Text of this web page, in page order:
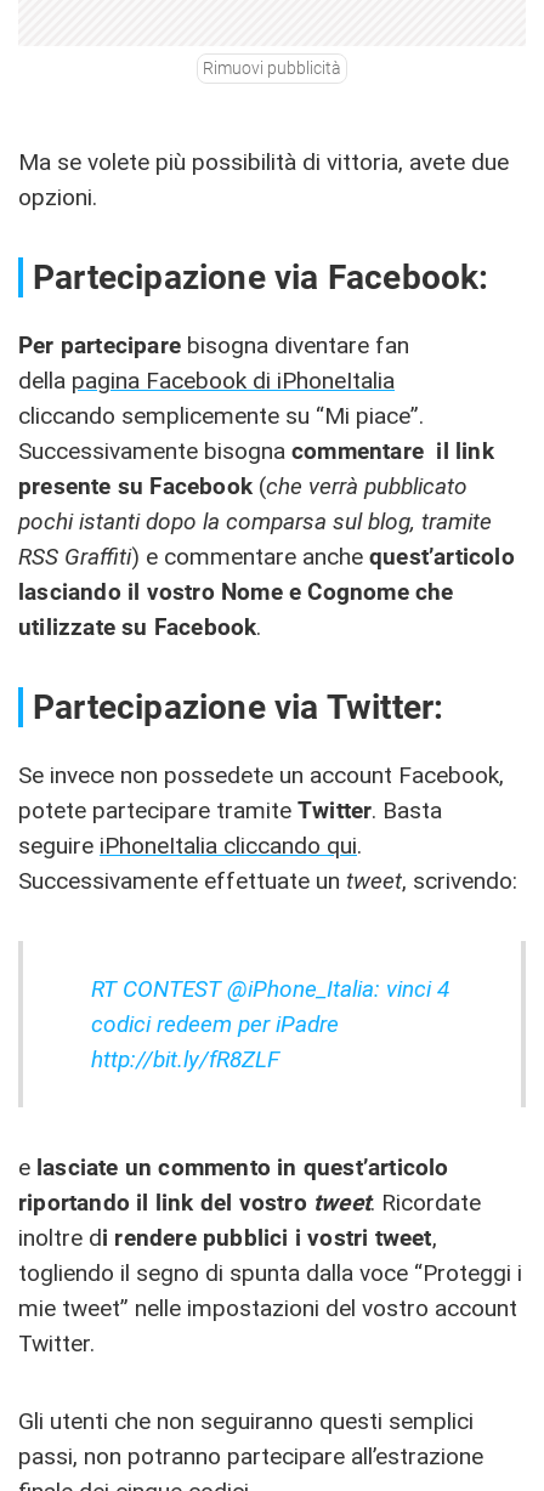
Rimuovi pubblicità
Ma se volete più possibilità di vittoria, avete due
opzioni.
Partecipazione via Facebook:
Per partecipare bisogna diventare fan
della pagina Facebook di iPhoneItalia
cliccando semplicemente su “Mi piace”.
Successivamente bisogna commentare il link
presente su Facebook (che verrà pubblicato
pochi istanti dopo la comparsa sul blog, tramite
RSS Graffiti) e commentare anche quest’articolo
lasciando il vostro Nome e Cognomeche
utilizzate su Facebook.
Partecipazione via Twitter:
Se invece non possedete un account Facebook,
potete partecipare tramite Twitter. Basta
seguire iPhoneItalia cliccando qui.
Successivamente effettuate un tweet, scrivendo:
RT CONTEST @iPhone_Italia: vinci 4
codici redeem per iPadre
http://bit.ly/fR8ZLF
e lasciate un commento in quest’articolo
riportando il link del vostro tweet. Ricordate
inoltre di rendere pubblici i vostri tweet,
togliendo il segno di spunta dalla voce “Proteggi i
mie tweet” nelle impostazioni del vostro account
Twitter.
Gli utenti che non seguiranno questi semplici
passi, non potranno partecipare all’estrazione